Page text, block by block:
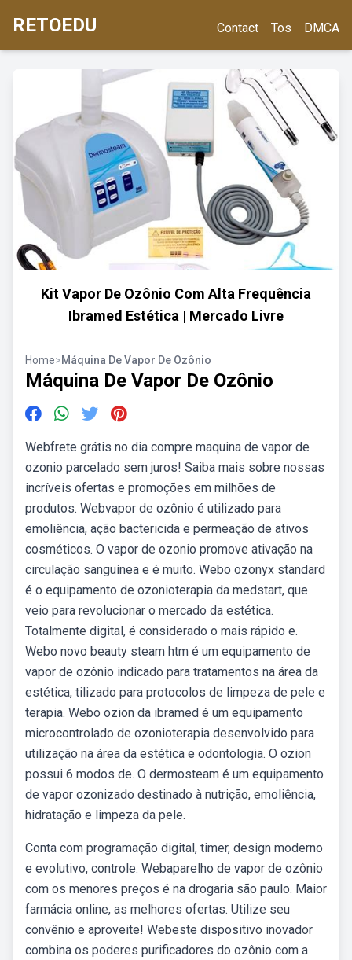
RETOEDU Contact Tos DMCA
Kit Vapor De Ozônio Com Alta Frequência
Ibramed Estética | Mercado Livre
Home>Máquina De Vapor De Ozônio
Máquina De Vapor De Ozônio
Webfrete grátis no dia compre maquina de vapor de
ozonio parcelado sem juros! Saiba mais sobre nossas
incríveis ofertas e promoções em milhões de
produtos. Webvapor de ozônio é utilizado para
emoliência, ação bactericida e permeação de ativos
cosméticos. O vapor de ozonio promove ativação na
circulação sanguínea e é muito. Webo ozonyx standard
é o equipamento de ozonioterapia da medstart, que
veio para revolucionar o mercado da estética.
Totalmente digital, é considerado o mais rápido e.
Webo novo beauty steam htm é um equipamento de
vapor de ozônio indicado para tratamentos na área da
estética, tilizado para protocolos de limpeza de pele e
terapia. Webo ozion da ibramed é um equipamento
microcontrolado de ozonioterapia desenvolvido para
utilização na área da estética e odontologia. O ozion
possui 6 modos de. O dermosteam é um equipamento
de vapor ozonizado destinado à nutrição, emoliência,
hidratação e limpeza da pele.
Conta com programação digital, timer, design moderno
e evolutivo, controle. Webaparelho de vapor de ozônio
com os menores preços é na drogaria são paulo. Maior
farmácia online, as melhores ofertas. Utilize seu
convênio e aproveite! Webeste dispositivo inovador
combina os poderes purificadores do ozônio com a